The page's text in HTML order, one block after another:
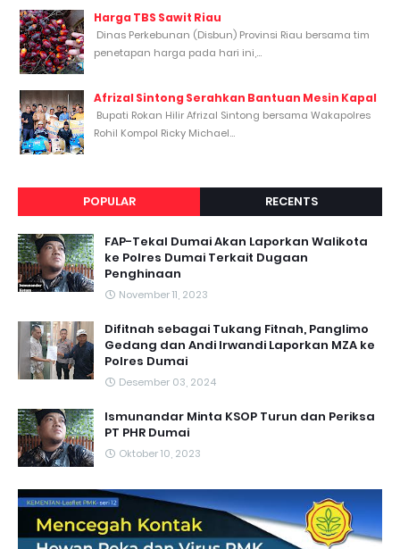
Harga TBS Sawit Riau
Dinas Perkebunan (Disbun) Provinsi Riau bersama tim
penetapan harga pada hari ini,...
Afrizal Sintong Serahkan Bantuan Mesin Kapal
Bupati Rokan Hilir Afrizal Sintong bersama Wakapolres
Rohil Kompol Ricky Michael...
POPULAR RECENTS
FAP-Tekal Dumai Akan Laporkan Walikota
ke Polres Dumai Terkait Dugaan
Penghinaan
November 11, 2023
Difitnah sebagai Tukang Fitnah, Panglimo
Gedang dan Andi Irwandi Laporkan MZA ke
Polres Dumai
Desember 03, 2024
Ismunandar Minta KSOP Turun dan Periksa
PT PHR Dumai
Oktober 10, 2023